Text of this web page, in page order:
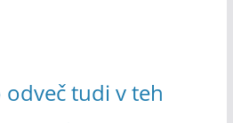
odveč tudi v teh